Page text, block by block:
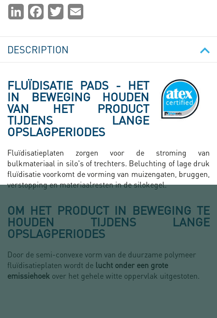
PartagerLinkedInFacebookTwitter
DESCRIPTION
FLUÏDISATIE PADS - HET
IN BEWEGING HOUDEN
VAN HET PRODUCT
TIJDENS LANGE
OPSLAGPERIODES
Fluïdisatieplaten zorgen voor de stroming van
bulkmateriaal in silo's of trechters. Beluchting of lage druk
fluïdisatie voorkomt de vorming van muizengaten, bruggen,
verstopping en materiaalresten in de silokegel.
OM HET PRODUCT IN BEWEGING TE
HOUDEN TIJDENS LANGE
OPSLAGPERIODES
Door de semi-convexe vorm van de duurzame polymeer
fluïdisatieplaten wordt de lucht onder een grote
emissiehoek over het gehele witte oppervlak uitgestoten.